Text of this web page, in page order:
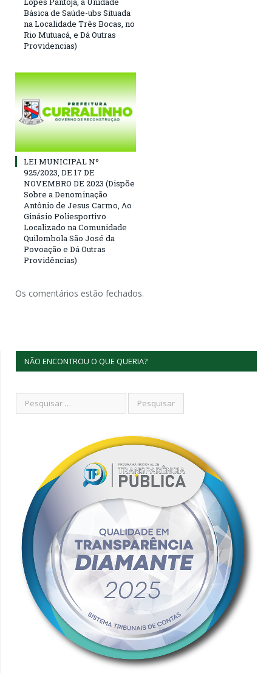
Básica de Saúde-ubs Situada
na Localidade Três Bocas, no
Rio Mutuacá, e Dá Outras
Providencias)
LEI MUNICIPAL Nº
925/2023, DE 17 DE
NOVEMBRO DE 2023 (Dispõe
Sobre a Denominação
Antônio de Jesus Carmo, Λο
Ginásio Poliesportivo
Localizado na Comunidade
Quilombola São José da
Povoação e Dá Outras
Providências)
Os comentários estão fechados.
NÃO ENCONTROU O QUE QUERIA?